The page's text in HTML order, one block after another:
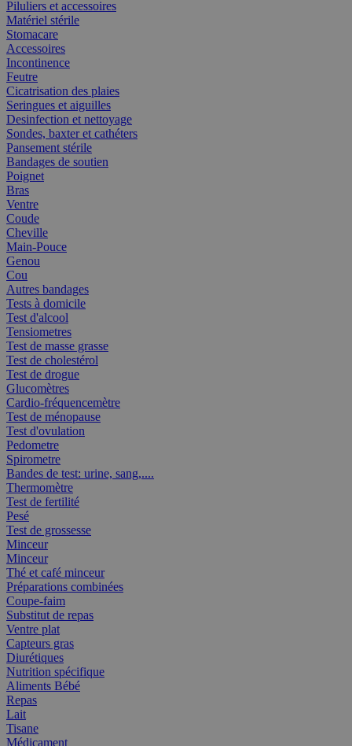
Piluliers et accessoires
Matériel stérile
Stomacare
Accessoires
Incontinence
Feutre
Cicatrisation des plaies
Seringues et aiguilles
Desinfection et nettoyage
Sondes, baxter et cathéters
Pansement stérile
Bandages de soutien
Poignet
Bras
Ventre
Coude
Cheville
Main-Pouce
Genou
Cou
Autres bandages
Tests à domicile
Test d'alcool
Tensiometres
Test de masse grasse
Test de cholestérol
Test de drogue
Glucomètres
Cardio-fréquencemètre
Test de ménopause
Test d'ovulation
Pedometre
Spirometre
Bandes de test: urine, sang,....
Thermomètre
Test de fertilité
Pesé
Test de grossesse
Minceur
Minceur
Thé et café minceur
Préparations combinées
Coupe-faim
Substitut de repas
Ventre plat
Capteurs gras
Diurétiques
Nutrition spécifique
Aliments Bébé
Repas
Lait
Tisane
Médicament